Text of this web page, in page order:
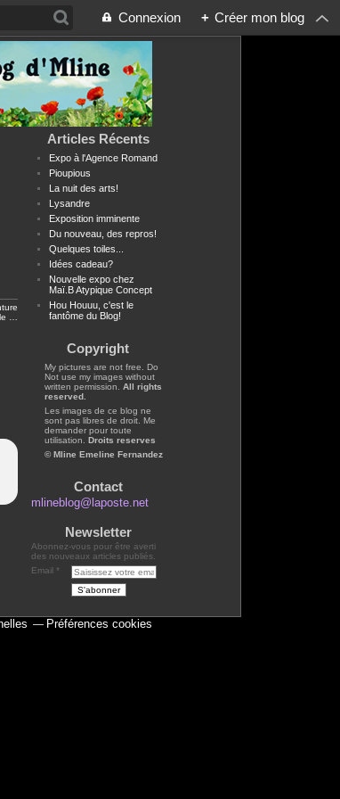
Connexion + Créer mon blog
Articles Récents
Expo à l'Agence Romand
Pioupious
La nuit des arts!
Lysandre
Exposition imminente
Du nouveau, des repros!
Quelques toiles...
Idées cadeau?
Nouvelle expo chez
Maï.B Atypique Concept
Hou Houuu, c'est le
fantôme du Blog!
Copyright
My pictures are not free. Do
Not use my images without
written permission. All rights
reserved.
Les images de ce blog ne
sont pas libres de droit. Me
demander pour toute
utilisation.
Droits reserves
© Mline Emeline Fernandez
Contact
mlineblog@laposte.net
Newsletter
Abonnez-vous pour être averti
des nouveaux articles publiés.
Email
Préférences cookies